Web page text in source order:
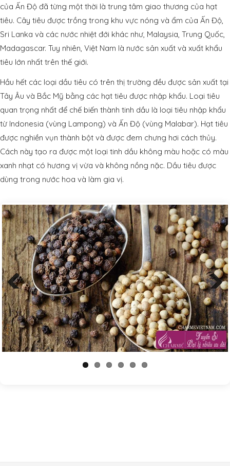
của Ấn Độ đã từng một thời là trung tâm giao thương của hạt
tiêu. Cây tiêu được trồng trong khu vực nóng và ẩm của Ấn Độ,
Sri Lanka và các nước nhiệt đới khác như, Malaysia, Trung Quốc,
Madagascar. Tuy nhiên, Việt Nam là nước sản xuất và xuất khẩu
tiêu lớn nhất trên thế giới.
Hầu hết các loại dầu tiêu có trên thị trường đều được sản xuất tại
Tây Âu và Bắc Mỹ bằng các hạt tiêu được nhập khẩu. Loại tiêu
quan trọng nhất để chế biến thành tinh dầu là loại tiêu nhập khẩu
từ Indonesia (vùng Lampong) và Ấn Độ (vùng Malabar). Hạt tiêu
được nghiền vụn thành bột và được đem chưng hơi cách thủy.
Cách này tạo ra được một loại tinh dầu không màu hoặc có màu
xanh nhạt có hương vị vừa và không nồng nặc. Dầu tiêu được
dùng trong nước hoa và làm gia vị.
Previous Next